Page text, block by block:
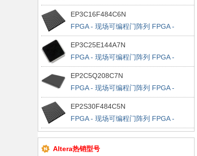
Digital Control w/PMBus V1.2
EP3C16F484C6N
FPGA - 现场可编程门阵列 FPGA -
Cyclone III 963 LABs 346 IOs
EP3C25E144A7N
FPGA - 现场可编程门阵列 FPGA -
Cyclone III 1539 LABs 82 IOs
EP2C5Q208C7N
FPGA - 现场可编程门阵列 FPGA -
Cyclone II 288 LABs 142 IOs
EP2S30F484C5N
FPGA - 现场可编程门阵列 FPGA -
Stratix II 1694 LABs 342 IOs
Altera热销型号